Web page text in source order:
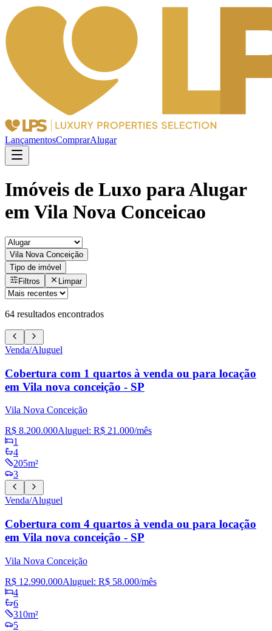
LançamentosComprarAlugar
Imóveis de Luxo para Alugar
em Vila Nova Conceicao
Vila Nova Conceição
Tipo de imóvel
Filtros
Limpar
64 resultados encontrados
Venda/Aluguel
Cobertura com 1 quartos à venda ou para locação
em Vila nova conceição - SP
Vila Nova Conceição
R$ 8.200.000Aluguel: R$ 21.000/mês
1
4
205m²
3
Venda/Aluguel
Cobertura com 4 quartos à venda ou para locação
em Vila nova conceição - SP
Vila Nova Conceição
R$ 12.990.000Aluguel: R$ 58.000/mês
4
6
310m²
5